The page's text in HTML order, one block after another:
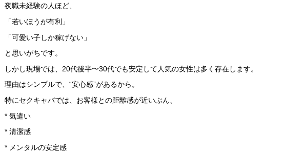
夜職未経験の人ほど、
「若いほうが有利」
「可愛い子しか稼げない」
と思いがちです。
しかし現場では、20代後半〜30代でも安定して人気の女性は多く存在します。
理由はシンプルで、“安心感”があるから。
特にセクキャバでは、お客様との距離感が近いぶん、
* 気遣い
* 清潔感
* メンタルの安定感